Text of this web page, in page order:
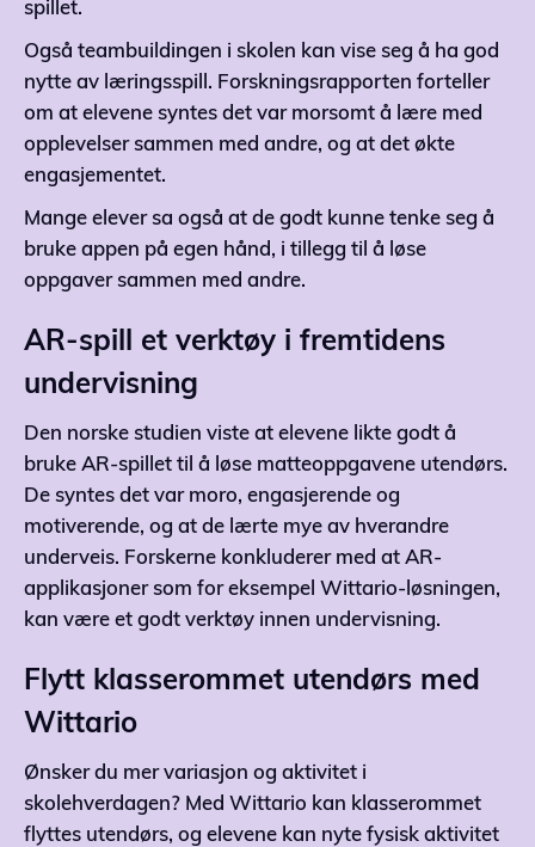
spillet.
Også teambuildingen i skolen kan vise seg å ha god
nytte av læringsspill. Forskningsrapporten forteller
om at elevene syntes det var morsomt å lære med
opplevelser sammen med andre, og at det økte
engasjementet.
Mange elever sa også at de godt kunne tenke seg å
bruke appen på egen hånd, i tillegg til å løse
oppgaver sammen med andre.
AR-spill et verktøy i fremtidens
undervisning
Den norske studien viste at elevene likte godt å
bruke AR-spillet til å løse matteoppgavene utendørs.
De syntes det var moro, engasjerende og
motiverende, og at de lærte mye av hverandre
underveis. Forskerne konkluderer med at AR-
applikasjoner som for eksempel Wittario-løsningen,
kan være et godt verktøy innen undervisning.
Flytt klasserommet utendørs med
Wittario
Ønsker du mer variasjon og aktivitet i
skolehverdagen? Med Wittario kan klasserommet
flyttes utendørs, og elevene kan nyte fysisk aktivitet